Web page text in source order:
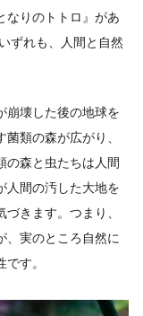
なりのトトロ』があ
ずれも、人間と自然
崩壊した後の地球を
類の森が広がり、
の森と虫たちは人間
人間の汚した大地を
きます。つまり、
、実のところ自然に
す。